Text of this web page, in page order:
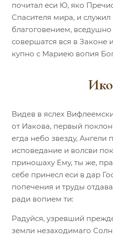
почитал еси Ю, яко
Спасителя мира, и служил
благоговением, вседушно
совершатся вся в Законе
купно с Мариею вопия
Видев в яслех
от Иакова, первый
егда небо звезду, Ангели
исповедание и волсви
приношаху Ему, ты же,
себе принесл еси в дар
попечения и труды
ради вопием ти:
Радуйся, узревший
земли незаходимаго